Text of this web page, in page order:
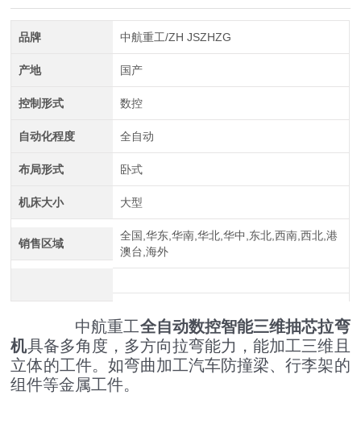
全自动CAD导图滚弯机
中航重工 大型拉弯机
江苏中航重工厂家定制四轴数控型材弯曲机
品牌 中航重工/ZH JSZHZG
产地 国产
控制形式 数控
自动化程度 全自动
布局形式 卧式
机床大小 大型
销售区域
全国,华东,华南,华北,华中,东北,西南,西北,港
澳台,海外
中航重工全自动数控智能三维抽芯拉弯
机具备多角度，多方向拉弯能力，能加工三维且
立体的工件。如弯曲加工汽车防撞梁、行李架的
组件等金属工件。